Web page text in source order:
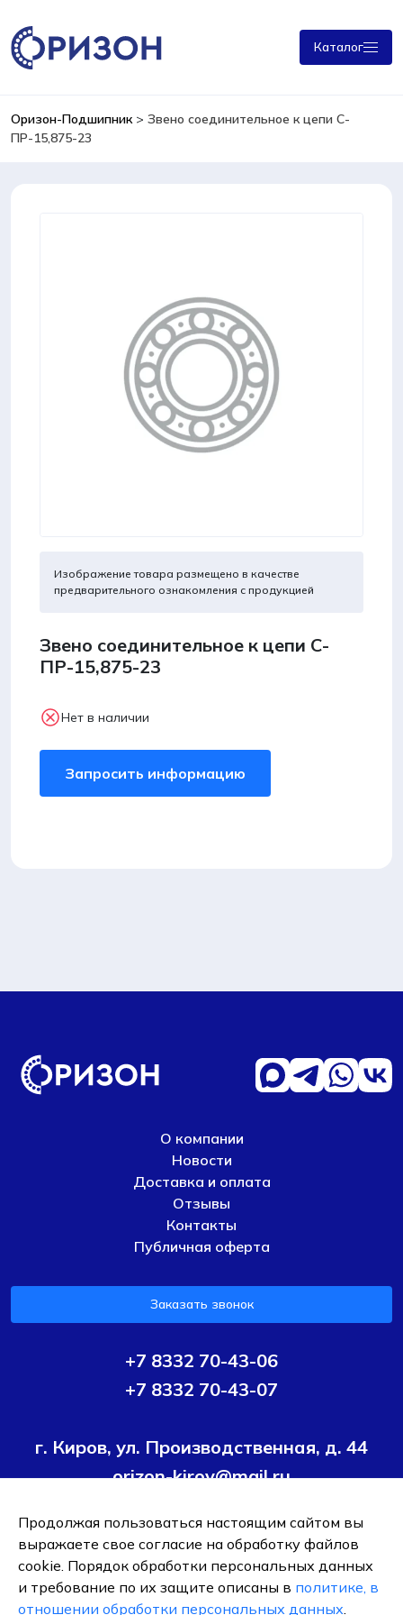
Каталог
Оризон-Подшипник> Звено соединительное к цепи С-
ПР-15,875-23
Изображение товара размещено в качестве
предварительного ознакомления с продукцией
Звено соединительное к цепи С-
ПР-15,875-23
Нет в наличии
Запросить информацию
О компании
Новости
Доставка и оплата
Отзывы
Контакты
Публичная оферта
Заказать звонок
+7 8332 70-43-06
+7 8332 70-43-07
г. Киров, ул. Производственная, д. 44
orizon-kirov@mail.ru
Условия политики конфиденциальности
Согласие на
обработку персональных данных
ОБЩЕСТВО С ОГРАНИЧЕННОЙ ОТВЕТСТВЕННОСТЬЮ ТК
Продолжая пользоваться настоящим сайтом вы
выражаете свое согласие на обработку файлов
cookie. Порядок обработки персональных данных
и требование по их защите описаны в политике, в
отношении обработки персональных данных.